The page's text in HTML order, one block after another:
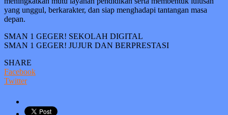
yang unggul, berkarakter, dan siap menghadapi tantangan masa
depan.
SMAN 1 GEGER! SEKOLAH DIGITAL
SMAN 1 GEGER! JUJUR DAN BERPRESTASI
SHARE
Facebook
Twitter